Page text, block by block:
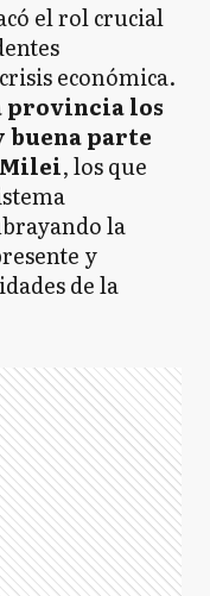
el rol crucial
económica.
provincia los
buena parte
, los que
la
y
de la